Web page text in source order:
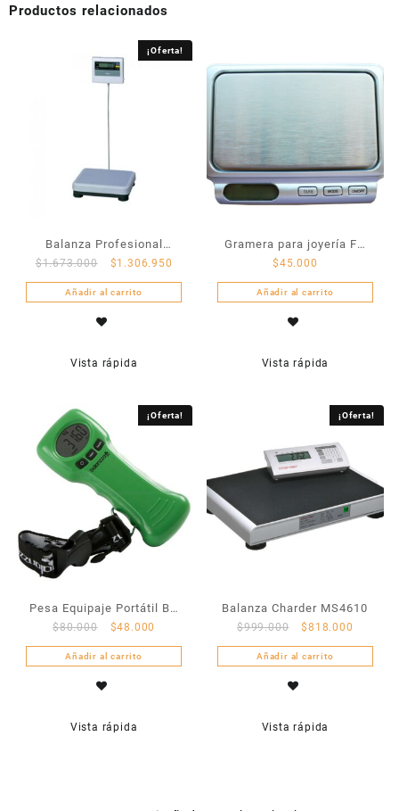
Productos relacionados
¡Oferta!
Balanza Profesional
Tanita BWB-800AS
$1.673.000 $1.306.950
Añadir al carrito
Vista rápida
Gramera para joyería FS
150C
$45.000
Añadir al carrito
Vista rápida
¡Oferta!
Pesa Equipaje Portátil BZ
1000
$80.000 $48.000
Añadir al carrito
Vista rápida
¡Oferta!
Balanza Charder MS4610
$999.000 $818.000
Añadir al carrito
Vista rápida